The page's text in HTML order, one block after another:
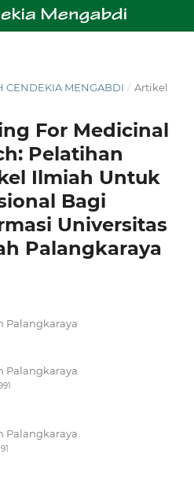
CENDEKIA MENGABDI / Artikel
For Medicinal
Pelatihan
Ilmiah Untuk
Bagi
Universitas
Palangkaraya
Palangkaraya
Palangkaraya
Palangkaraya